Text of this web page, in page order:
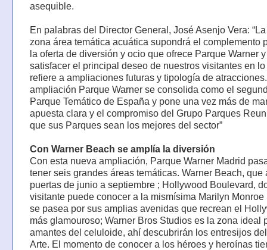
asequible.
En palabras del Director General, José Asenjo Vera:
zona área temática acuática supondrá el complemento
la oferta de diversión y ocio que ofrece Parque Warner
satisfacer el principal deseo de nuestros visitantes en
refiere a ampliaciones futuras y tipología de
ampliación Parque Warner se consolida como el
Parque Temático de España y pone una vez más de
apuesta clara y el compromiso del Grupo Parques
que sus Parques sean los mejores del sector”
Con Warner Beach se amplía la diversión
Con esta nueva ampliación, Parque Warner Madrid
tener seis grandes áreas temáticas. Warner Beach, que
puertas de junio a septiembre ; Hollywood Boulevard,
visitante puede conocer a la mismísima Marilyn Monroe
se pasea por sus amplias avenidas que recrean el
más glamouroso; Warner Bros Studios es la zona ideal
amantes del celuloide, ahí descubrirán los entresijos
Arte. El momento de conocer a los héroes y heroínas